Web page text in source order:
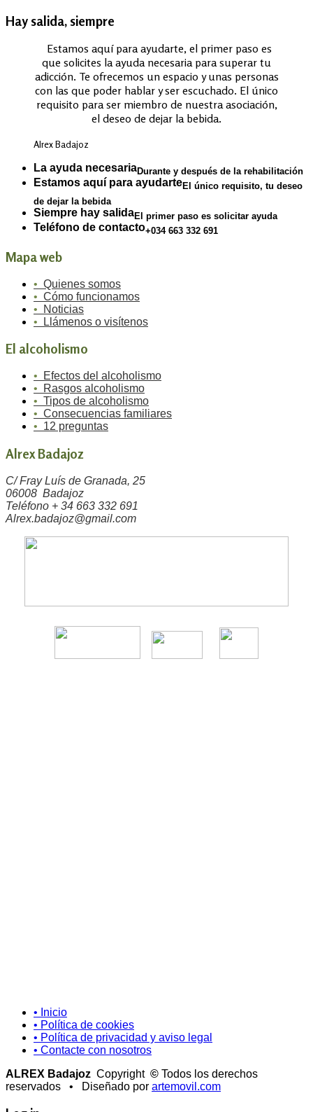
Hay salida, siempre
Estamos aquí para ayudarte, el primer paso es
que solicites la ayuda necesaria para superar tu
adicción. Te ofrecemos un espacio y unas personas
con las que poder hablar y ser escuchado. El único
requisito para ser miembro de nuestra asociación,
el deseo de dejar la bebida.
Alrex Badajoz
La ayuda necesariaDurante y después de la rehabilitación
Estamos aquí para ayudarteEl único requisito, tu deseo
de dejar la bebida
Siempre hay salidaEl primer paso es solicitar ayuda
Teléfono de contacto+034 663 332 691
Mapa web
• Quienes somos
• Cómo funcionamos
• Noticias
• Llámenos o visítenos
El alcoholismo
• Efectos del alcoholismo
• Rasgos alcoholismo
• Tipos de alcoholismo
• Consecuencias familiares
• 12 preguntas
Alrex Badajoz
C/ Fray Luís de Granada, 25
06008 Badajoz
Teléfono + 34 663 332 691
Alrex.badajoz@gmail.com
• Inicio
• Política de cookies
• Política de privacidad y aviso legal
• Contacte con nosotros
ALREX Badajoz Copyright © Todos los derechos
reservados • Diseñado por artemovil.com